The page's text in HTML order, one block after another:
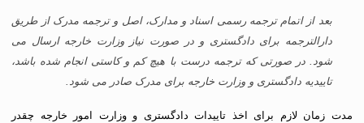
بعد از اتمام ترجمه رسمی اسناد و مدارک، اصل و ترجمه مدرک از طریق
دارالترجمه برای دادگستری و در صورت نیاز وزارت خارجه ارسال می
شود. در صورتی که ترجمه درست با هیچ کم و کاستی انجام شده باشد،
تاییدیه دادگستری و وزارت خارجه برای مدرک صادر می شود.
مدت زمان لازم برای اخذ تاییدات دادگستری و وزارت امور خارجه چقدر